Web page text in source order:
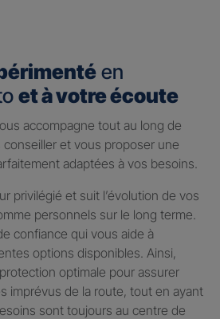
en
et à votre écoute
accompagne tout au long de
et vous proposer une
adaptées à vos besoins.
privilégié et suit l’évolution de vos
personnels sur le long terme.
confiance qui vous aide à
options disponibles. Ainsi,
optimale pour assurer
imprévus de la route, tout en ayant
sont toujours au centre de